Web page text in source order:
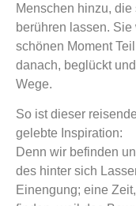
Menschen hinzu,
berühren lassen.
schönen Moment
danach, beglückt
Wege.
So ist dieser
gelebte Inspiration:
Denn wir befinden
des hinter sich
Einengung; eine